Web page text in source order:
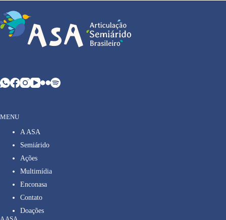
MENU
A ASA
Semiárido
Ações
Multimídia
Enconasa
Contato
Doações